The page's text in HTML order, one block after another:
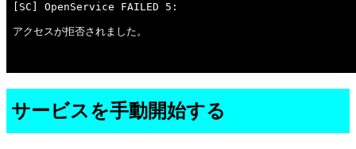
アクセスが拒否されました。
サービスを手動開始する